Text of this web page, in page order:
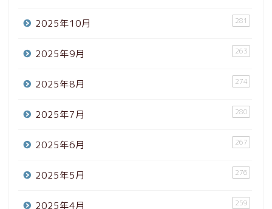
2025年10月 281
2025年9月 263
2025年8月 274
2025年7月 280
2025年6月 267
2025年5月 276
2025年4月 259